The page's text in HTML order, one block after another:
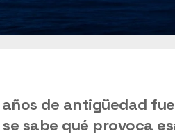
de antigüedad
sabe qué provoca